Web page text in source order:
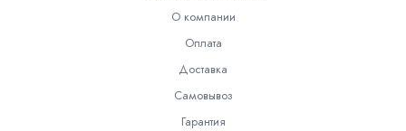
О компании
Оплата
Доставка
Самовывоз
Гарантия